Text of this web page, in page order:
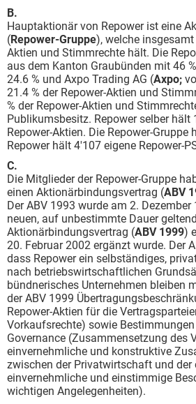
B.
Hauptaktionär von Repower ist eine
(Repower-Gruppe), welche insgesamt
Aktien und Stimmrechte hält. Die
aus dem Kanton Graubünden mit 46
24.6 % und Axpo Trading AG (Axpo;
21.4 % der Repower-Aktien und
% der Repower-Aktien und
Publikumsbesitz. Repower selber hält
Repower-Aktien. Die Repower-Gruppe
Repower hält 4'107 eigene Repower-
C.
Die Mitglieder der Repower-Gruppe
einen Aktionärbindungsvertrag (ABV
Der ABV 1993 wurde am 2. Dezember
neuen, auf unbestimmte Dauer
Aktionärbindungsvertrag (ABV 1999)
20. Februar 2002 ergänzt wurde. Der
dass Repower ein selbständiges,
nach betriebswirtschaftlichen
bündnerisches Unternehmen bleiben
der ABV 1999
Repower-Aktien für die
Vorkaufsrechte) sowie
Governance (Zusammensetzung des
einvernehmliche und konstruktive
zwischen der Privatwirtschaft und
einvernehmliche und einstimmige
wichtigen Angelegenheiten).